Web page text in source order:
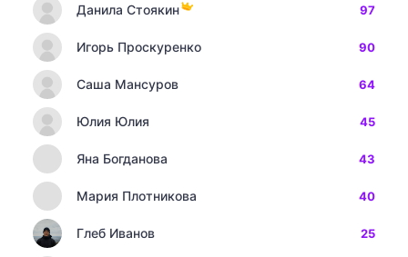
Данила Стоякин 97
Игорь Проскуренко 90
Саша Мансуров 64
Юлия Юлия 45
Яна Богданова 43
Мария Плотникова 40
Глеб Иванов 25